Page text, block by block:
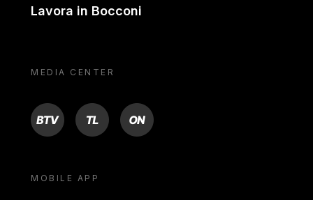
Lavora in Bocconi
MEDIA CENTER
BTV TL ON
MOBILE APP